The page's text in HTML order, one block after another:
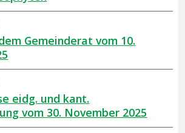
Gemeinderat vom 10.
eidg. und kant.
vom 30. November 2025